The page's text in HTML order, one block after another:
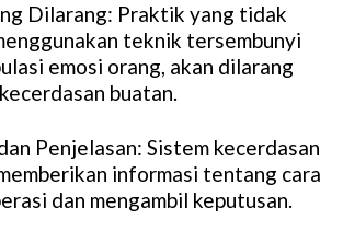
Dilarang: Praktik yang tidak
teknik tersembunyi
emosi orang, akan dilarang
buatan.
Penjelasan: Sistem kecerdasan
informasi tentang cara
dan mengambil keputusan.